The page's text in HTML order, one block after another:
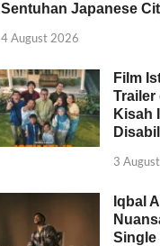
Sentuhan Japanese
4 August 2026
Film
Trailer
Kisah
3
Iqbal
Single